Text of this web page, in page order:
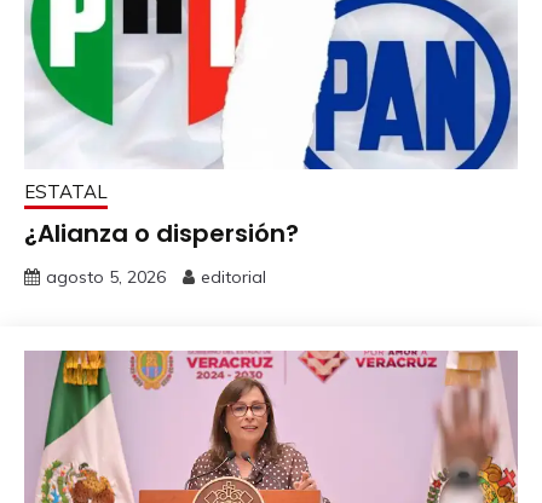
ESTATAL
¿Alianza o dispersión?
agosto 5, 2026 editorial